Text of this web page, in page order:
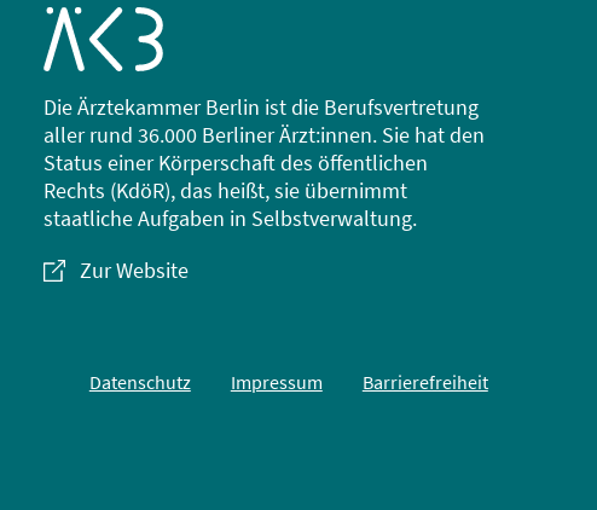
Die Ärztekammer Berlin ist die Berufsvertretung
aller rund 36.000 Berliner Ärzt:innen. Sie hat den
Status einer Körperschaft des öffentlichen
Rechts (KdöR), das heißt, sie übernimmt
staatliche Aufgaben in Selbstverwaltung.
Zur Website
Datenschutz Impressum Barrierefreiheit